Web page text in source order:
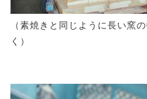
（素焼きと同じように長い窯
く）